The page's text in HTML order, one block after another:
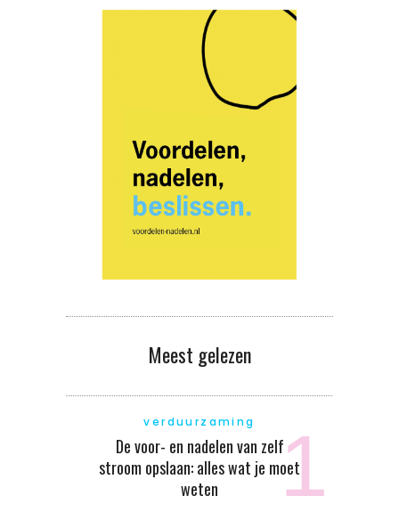
Meest gelezen
verduurzaming
De voor- en nadelen van zelf
stroom opslaan: alles wat je moet
weten